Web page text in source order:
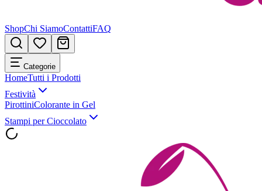
ShopChi SiamoContattiFAQ
Categorie
HomeTutti i Prodotti
Festività
PirottiniColorante in Gel
Stampi per Cioccolato